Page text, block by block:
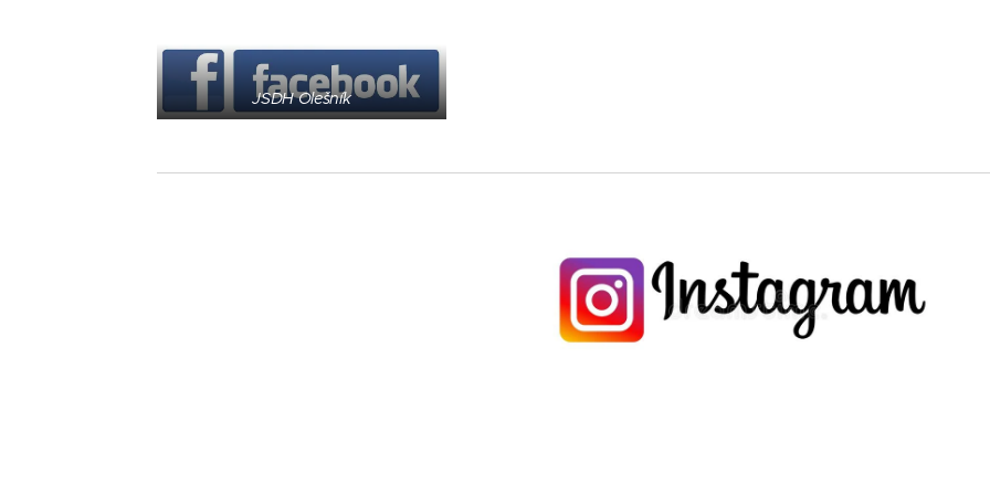
JSDH Olešník